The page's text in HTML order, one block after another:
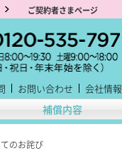
ご契約者さまページ
補償内容
お問い合わせ 会社情報
のお詫び